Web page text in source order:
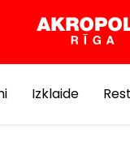
Izklaide